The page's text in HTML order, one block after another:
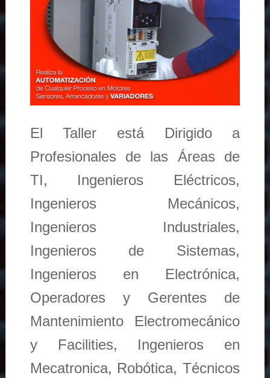
El Taller está Dirigido a
Profesionales de las Áreas de
TI, Ingenieros Eléctricos,
Ingenieros Mecánicos,
Ingenieros Industriales,
Ingenieros de Sistemas,
Ingenieros en Electrónica,
Operadores y Gerentes de
Mantenimiento Electromecánico
y Facilities, Ingenieros en
Mecatronica, Robótica, Técnicos